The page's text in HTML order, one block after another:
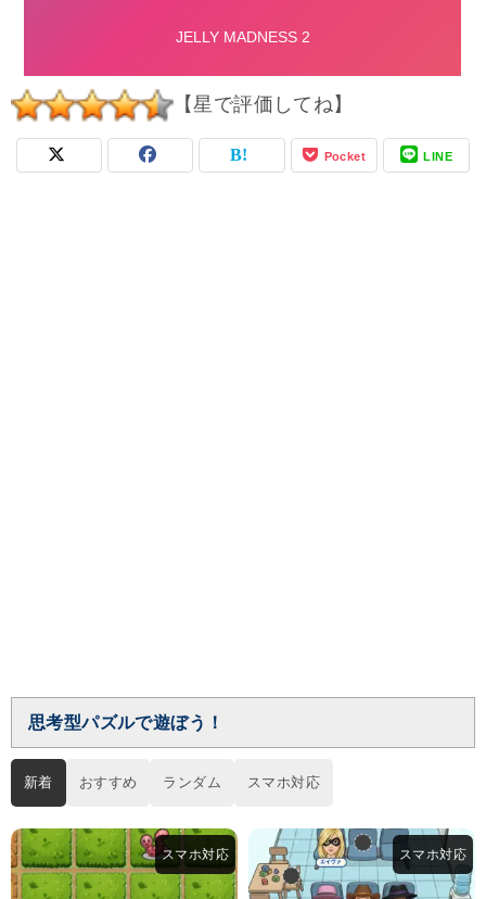
【星で評価してね】
Pocket LINE
思考型パズルで遊ぼう！
新着 おすすめ ランダム スマホ対応